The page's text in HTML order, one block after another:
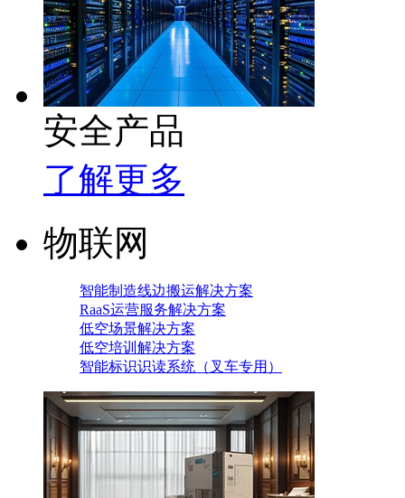
安全产品
了解更多
物联网
智能制造线边搬运解决方案
RaaS运营服务解决方案
低空场景解决方案
低空培训解决方案
智能标识识读系统（叉车专用）